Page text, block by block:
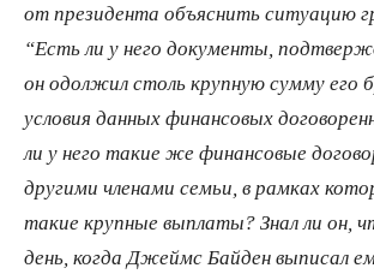
от президента объяснить ситуацию
“Есть ли у него документы,
он одолжил столь крупную сумму его
условия данных финансовых
ли у него такие же финансовые
другими членами семьи, в рамках
такие крупные выплаты? Знал ли он,
день, когда Джеймс Байден выписал